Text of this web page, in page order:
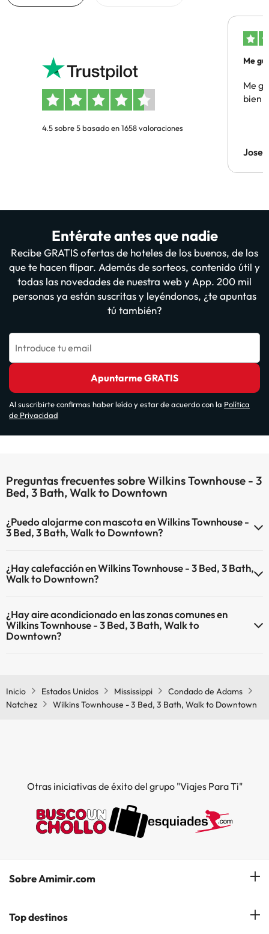
4.5 sobre 5 basado en 1658 valoraciones
Me
Me
bien
Jose
Entérate antes que nadie
Recibe GRATIS ofertas de hoteles de los buenos, de los
que te hacen flipar. Además de sorteos, contenido útil y
todas las novedades de nuestra web y App. 200 mil
personas ya están suscritas y leyéndonos, ¿te apuntas
tú también?
Introduce tu email
Apuntarme GRATIS
Al suscribirte confirmas haber leído y estar de acuerdo con la Política
de Privacidad
Preguntas frecuentes sobre Wilkins Townhouse - 3
Bed, 3 Bath, Walk to Downtown
¿Puedo alojarme con mascota en Wilkins Townhouse -
3 Bed, 3 Bath, Walk to Downtown?
admiten mascotas.
¿Hay calefacción en Wilkins Townhouse - 3 Bed, 3 Bath,
Walk to Downtown?
calefacción en las zonas comunes.
¿Hay aire acondicionado en las zonas comunes en
Wilkins Townhouse - 3 Bed, 3 Bath, Walk to
Downtown?
Inicio
Estados Unidos Mississippi
Condado de Adams
Natchez
Wilkins Townhouse - 3 Bed, 3 Bath, Walk to Downtown
Otras iniciativas de éxito del grupo "Viajes Para Ti"
Sobre Amimir.com
¿Quiénes somos?
Top destinos